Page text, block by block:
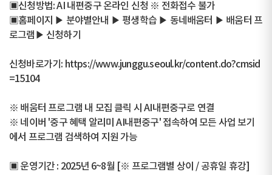
▣신청방법: AI 내편중구 온라인 신청 ※ 전화접수 불가
▣홈페이지 ▶ 분야별안내 ▶ 평생학습 ▶ 동네배움터 ▶ 배움터 프
로그램▶ 신청하기
신청바로가기: https://www.junggu.seoul.kr/content.do?cmsid
=15104
※ 배움터 프로그램 내 모집 클릭 시 AI내편중구로 연결
※ 네이버 '중구 혜택 알리미 AI내편중구' 접속하여 모든 사업 보기
에서 프로그램 검색하여 지원 가능
▣ 운영기간 : 2025년 6~8월 [※ 프로그램별 상이 / 공휴일 휴강]